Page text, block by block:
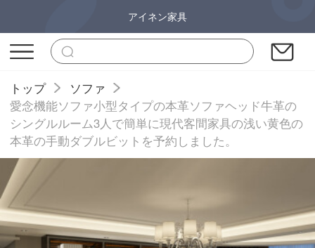
アイネン家具
トップ
ソファ
愛念機能ソファ小型タイプの本革ソファヘッド牛革の
シングルルーム3人で簡単に現代客間家具の浅い黄色の
本革の手動ダブルビットを予約しました。